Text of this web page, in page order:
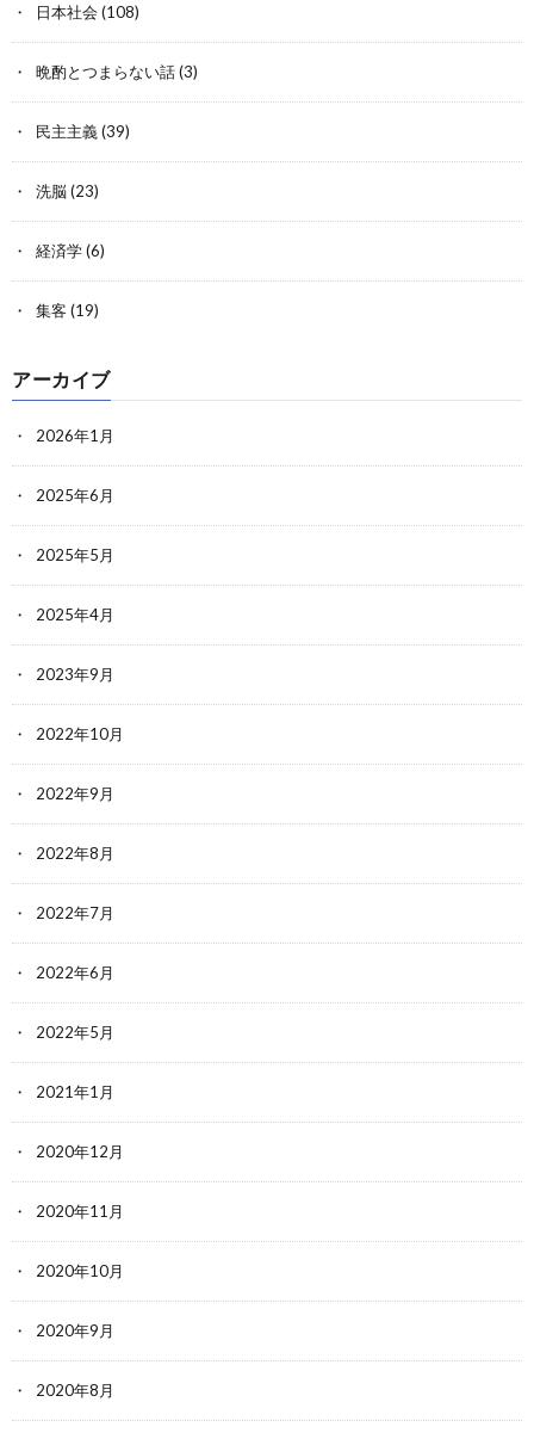
日本社会 (108)
晩酌とつまらない話(3)
民主主義(39)
洗脳(23)
経済学(6)
集客 (19)
アーカイブ
2026年1月
2025年6月
2025年5月
2025年4月
2023年9月
2022年10月
2022年9月
2022年8月
2022年7月
2022年6月
2022年5月
2021年1月
2020年12月
2020年11月
2020年10月
2020年9月
2020年8月